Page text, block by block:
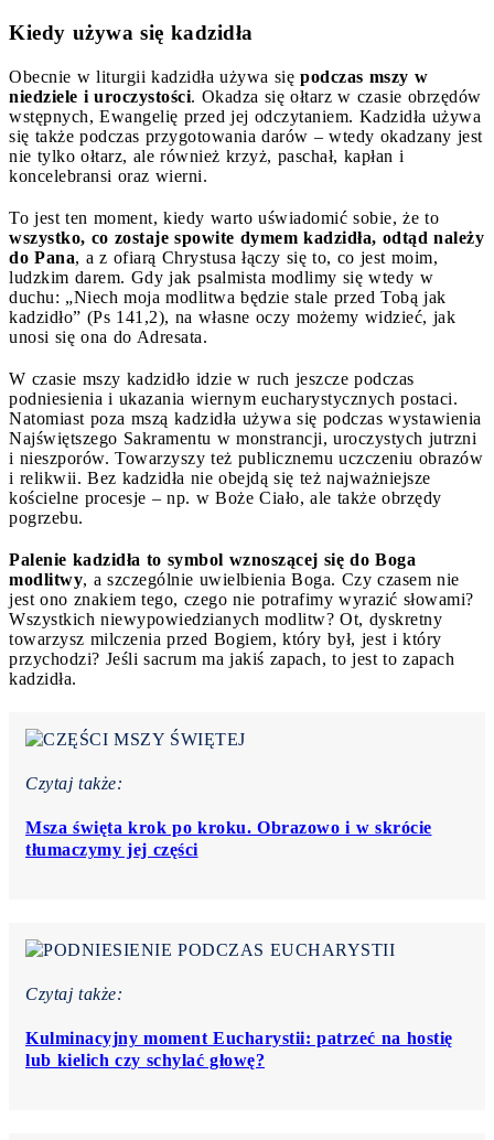
Kiedy używa się kadzidła
Obecnie w liturgii kadzidła używa się podczas mszy w
niedziele i uroczystości. Okadza się ołtarz w czasie obrzędów
wstępnych, Ewangelię przed jej odczytaniem. Kadzidła używa
się także podczas przygotowania darów – wtedy okadzany jest
nie tylko ołtarz, ale również krzyż, paschał, kapłan i
koncelebransi oraz wierni.
To jest ten moment, kiedy warto uświadomić sobie, że to
wszystko, co zostaje spowite dymem kadzidła, odtąd należy
do Pana, a z ofiarą Chrystusa łączy się to, co jest moim,
ludzkim darem. Gdy jak psalmista modlimy się wtedy w
duchu: „Niech moja modlitwa będzie stale przed Tobą jak
kadzidło” (Ps 141,2), na własne oczy możemy widzieć, jak
unosi się ona do Adresata.
W czasie mszy kadzidło idzie w ruch jeszcze podczas
podniesienia i ukazania wiernym eucharystycznych postaci.
Natomiast poza mszą kadzidła używa się podczas wystawienia
Najświętszego Sakramentu w monstrancji, uroczystych jutrzni
i nieszporów. Towarzyszy też publicznemu uczczeniu obrazów
i relikwii. Bez kadzidła nie obejdą się też najważniejsze
kościelne procesje – np. w Boże Ciało, ale także obrzędy
pogrzebu.
Palenie kadzidła to symbol wznoszącej się do Boga
modlitwy, a szczególnie uwielbienia Boga. Czy czasem nie
jest ono znakiem tego, czego nie potrafimy wyrazić słowami?
Wszystkich niewypowiedzianych modlitw? Ot, dyskretny
towarzysz milczenia przed Bogiem, który był, jest i który
przychodzi? Jeśli sacrum ma jakiś zapach, to jest to zapach
kadzidła.
Czytaj także:
Msza święta krok po kroku. Obrazowo i w skrócie
tłumaczymy jej części
Czytaj także:
Kulminacyjny moment Eucharystii: patrzeć na hostię
lub kielich czy schylać głowę?